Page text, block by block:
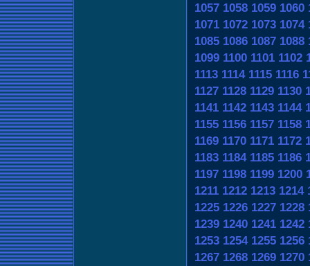
1057 1058 1059 1060
1071 1072 1073 1074
1085 1086 1087 1088
1099 1100 1101 1102
1113 1114 1115 1116
1127 1128 1129 1130
1141 1142 1143 1144
1155 1156 1157 1158
1169 1170 1171 1172
1183 1184 1185 1186
1197 1198 1199 1200
1211 1212 1213 1214
1225 1226 1227 1228
1239 1240 1241 1242
1253 1254 1255 1256
1267 1268 1269 1270